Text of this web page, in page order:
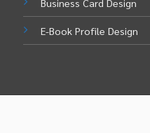
Business Card Design
E-Book Profile Design